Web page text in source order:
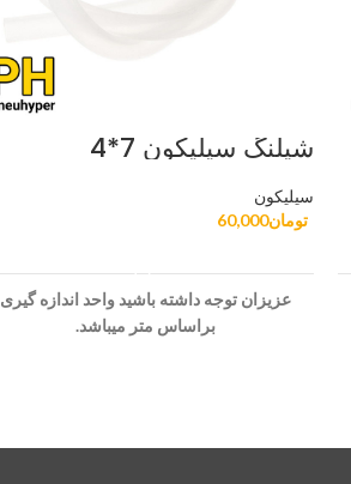
شیلنگ سیلیکون 7*4
سیلیکون
تومان60,000
عزیزان توجه داشته باشید واحد اندازه گیری
براساس متر میباشد.